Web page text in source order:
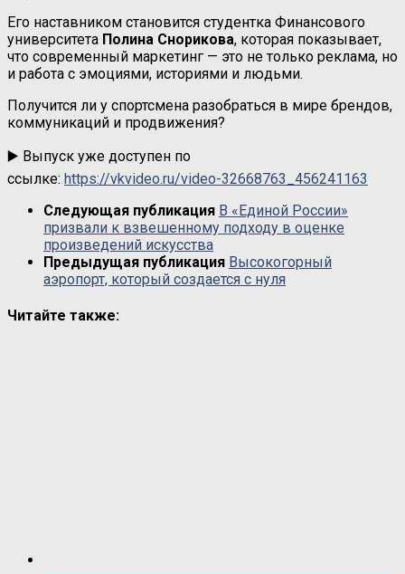
Его наставником становится студентка Финансового
университета Полина Снорикова, которая показывает,
что современный маркетинг — это не только реклама, но
и работа с эмоциями, историями и людьми.
Получится ли у спортсмена разобраться в мире брендов,
коммуникаций и продвижения?
▶️ Выпуск уже доступен по
ссылке: https://vkvideo.ru/video-32668763_456241163
Следующая публикация В «Единой России»
призвали к взвешенному подходу в оценке
произведений искусства
Предыдущая публикация Высокогорный
аэропорт, который создается с нуля
Читайте также: